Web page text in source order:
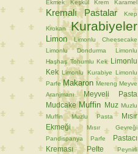
Ekmek
Keşkül Krem Karamel
Kremalı Pastalar Krep
Krokan Kurabiyeler
Limon
Limonlu Cheesecake
Limonlu Dondurma
Limonlu
Haşhaş Tohumlu Kek
Limonlu
Kek Limonlu Kurabiye Limonlu
Parfe Makaron Mereng Meyve
Aranjmanı
Meyveli Pasta
Mudcake Muffin Muz Muzlu
Muffin
Muzlu Pasta
Mısır
Ekmeği
Mısır Gevreği
Pandispanya
Parfe
Pastacı
Kreması
Pelte
Peynirli